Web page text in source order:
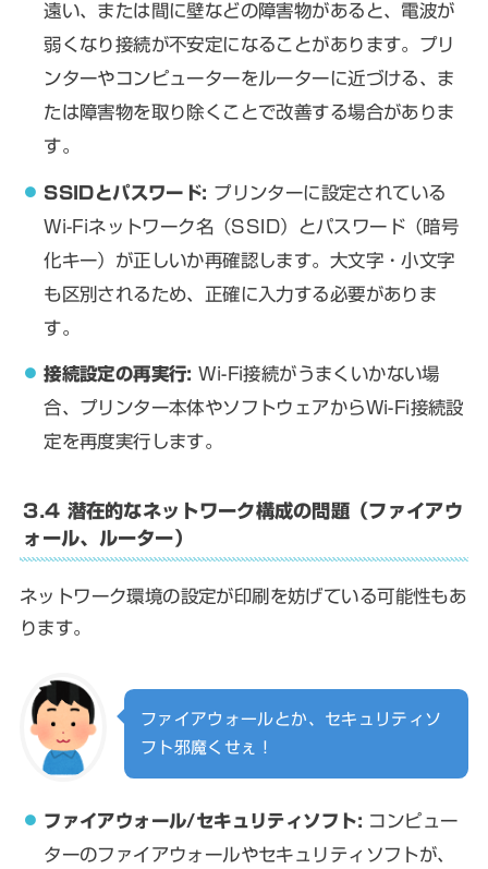
遠い、または間に壁などの障害物があると、電波が
弱くなり接続が不安定になることがあります。プリ
ンターやコンピューターをルーターに近づける、ま
たは障害物を取り除くことで改善する場合がありま
す。
SSIDとパスワード: プリンターに設定されている
Wi-Fiネットワーク名（SSID）とパスワード（暗号
化キー）が正しいか再確認します。大文字・小文字
も区別されるため、正確に入力する必要がありま
す。
接続設定の再実行: Wi-Fi接続がうまくいかない場
合、プリンター本体やソフトウェアからWi-Fi接続設
定を再度実行します。
3.4 潜在的なネットワーク構成の問題（ファイアウ
ォール、ルーター）
ネットワーク環境の設定が印刷を妨げている可能性もあ
ります。
ファイアウォールとか、セキュリティソ
フト邪魔くせぇ！
ファイアウォール/セキュリティソフト: コンピュー
ターのファイアウォールやセキュリティソフトが、